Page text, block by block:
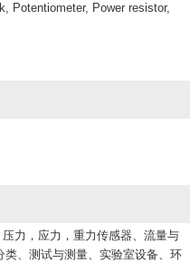
Potentiometer, Power resistor,
力，应力，重力传感器、流量与
、测试与测量、实验室设备、环